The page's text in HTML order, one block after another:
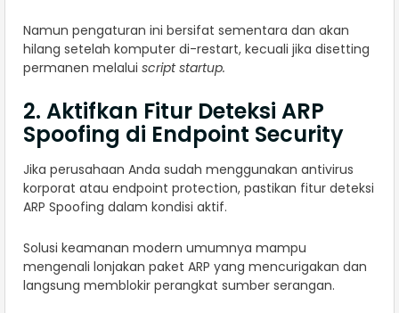
Namun pengaturan ini bersifat sementara dan akan
hilang setelah komputer di-restart, kecuali jika disetting
permanen melalui script startup.
2. Aktifkan Fitur Deteksi ARP
Spoofing di Endpoint Security
Jika perusahaan Anda sudah menggunakan antivirus
korporat atau endpoint protection, pastikan fitur deteksi
ARP Spoofing dalam kondisi aktif.
Solusi keamanan modern umumnya mampu
mengenali lonjakan paket ARP yang mencurigakan dan
langsung memblokir perangkat sumber serangan.